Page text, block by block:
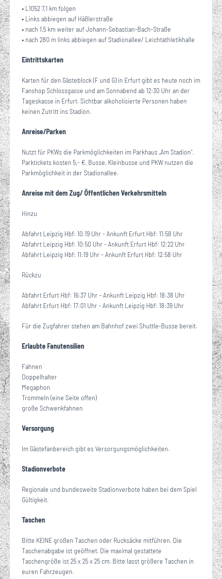
• L1052 7,1 km folgen
• Links abbiegen auf Häßlerstraße
• nach 1,5 km weiter auf Johann-Sebastian-Bach-Straße
• nach 280 m links abbiegen auf Stadionallee/ Leichtathletikhalle
Eintrittskarten
Karten für den Gästeblock (F und G) in Erfurt gibt es heute noch im
Fanshop Schlossgasse und am Sonnabend ab 12:30 Uhr an der
Tageskasse in Erfurt. Sichtbar alkoholisierte Personen haben
keinen Zutritt ins Stadion.
Anreise/Parken
Nutzt für PKWs die Parkmöglichkeiten im Parkhaus „Am Stadion“.
Parktickets kosten 5,- €. Busse, Kleinbusse und PKW nutzen die
Parkmöglichkeit in der Stadionallee.
Anreise mit dem Zug/ Öffentlichen Verkehrsmitteln
Hinzu
Abfahrt Leipzig Hbf: 10:19 Uhr - Ankunft Erfurt Hbf: 11:58 Uhr
Abfahrt Leipzig Hbf: 10:50 Uhr - Ankunft Erfurt Hbf: 12:22 Uhr
Abfahrt Leipzig Hbf: 11:19 Uhr - Ankunft Erfurt Hbf: 12:58 Uhr
Rückzu
Abfahrt Erfurt Hbf: 16:37 Uhr - Ankunft Leipzig Hbf: 18:38 Uhr
Abfahrt Erfurt Hbf: 17:01 Uhr - Ankunft Leipzig Hbf: 18:39 Uhr
Für die Zugfahrer stehen am Bahnhof zwei Shuttle-Busse bereit.
Erlaubte Fanutensilien
Fahnen
Doppelhalter
Megaphon
Trommeln (eine Seite offen)
große Schwenkfahnen
Versorgung
Im Gästefanbereich gibt es Versorgungsmöglichkeiten.
Stadionverbote
Regionale und bundesweite Stadionverbote haben bei dem Spiel
Gültigkeit.
Taschen
Bitte KEINE großen Taschen oder Rucksäcke mitführen. Die
Taschenabgabe ist geöffnet. Die maximal gestattete
Taschengröße ist 25 x 25 x 25 cm. Bitte lasst größere Taschen in
euren Fahrzeugen.